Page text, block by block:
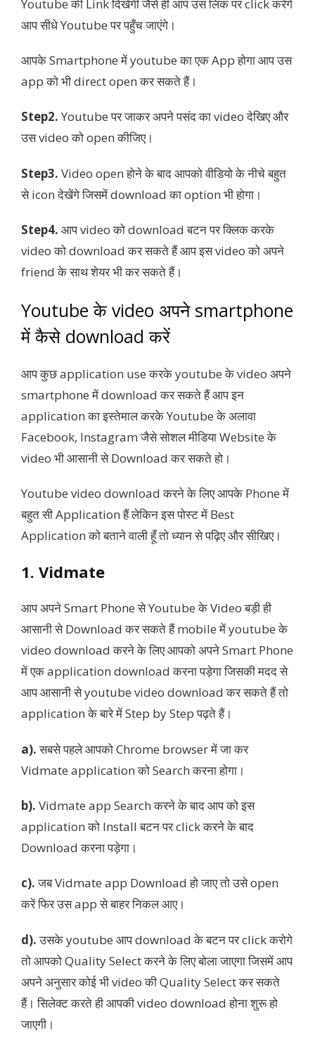
Youtube की Link दिखेगी जैसे ही आप उस लिंक पर click करेंगे
आप सीधे Youtube पर पहुँच जाएंगे।
आपके Smartphone में youtube का एक App होगा आप उस
app को भी direct open कर सकते हैं।
Step2. Youtube पर जाकर अपने पसंद का video देखिए और
उस video को open कीजिए।
Step3. Video open होने के बाद आपको वीडियो के नीचे बहुत
से icon देखेंगे जिसमें download का option भी होगा।
Step4. आप video को download बटन पर क्लिक करके
video को download कर सकते हैं आप इस video को अपने
friend के साथ शेयर भी कर सकते हैं।
Youtube के video अपने smartphone
में कैसे download करें
आप कुछ application use करके youtube के video अपने
smartphone में download कर सकते हैं आप इन
application का इस्तेमाल करके Youtube के अलावा
Facebook, Instagram जैसे सोशल मीडिया Website के
video भी आसानी से Download कर सकते हो।
Youtube video download करने के लिए आपके Phone में
बहुत सी Application हैं लेकिन इस पोस्ट में Best
Application को बताने वाली हूँ तो ध्यान से पढ़िए और सीखिए।
1. Vidmate
आप अपने Smart Phone से Youtube के Video बड़ी ही
आसानी से Download कर सकते हैं mobile में youtube के
video download करने के लिए आपको अपने Smart Phone
में एक application download करना पड़ेगा जिसकी मदद से
आप आसानी से youtube video download कर सकते हैं तो
application के बारे में Step by Step पढ़ते हैं।
a).सबसे पहले आपको Chrome browser में जा कर
Vidmate application को Search करना होगा।
b). Vidmate app Search करने के बाद आप को इस
application को Install बटन पर click करने के बाद
Download करना पड़ेगा।
c).जब Vidmate app Download हो जाए तो उसे open
करें फिर उस app से बाहर निकल आए।
d).उसके youtube आप download के बटन पर click करोगे
तो आपको Quality Select करने के लिए बोला जाएगा जिसमें आप
अपने अनुसार कोई भी video की Quality Select कर सकते
हैं। सिलेक्ट करते ही आपकी video download होना शुरू हो
जाएगी।